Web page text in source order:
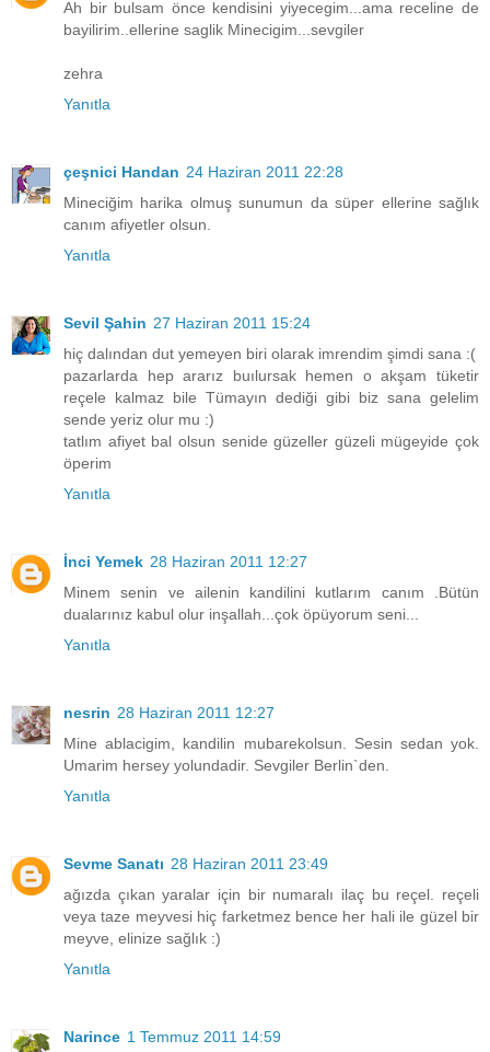
Ah bir bulsam önce kendisini yiyecegim...ama receline de
bayilirim..ellerine saglik Minecigim...sevgiler
zehra
Yanıtla
çeşnici Handan 24 Haziran 2011 22:28
Mineciğim harika olmuş sunumun da süper ellerine sağlık
canım afiyetler olsun.
Yanıtla
Sevil Şahin 27 Haziran 2011 15:24
hiç dalından dut yemeyen biri olarak imrendim şimdi sana :(
pazarlarda hep ararız buılursak hemen o akşam tüketir
reçele kalmaz bile Tümayın dediği gibi biz sana gelelim
sende yeriz olur mu :)
tatlım afiyet bal olsun senide güzeller güzeli mügeyide çok
öperim
Yanıtla
İnci Yemek 28 Haziran 2011 12:27
Minem senin ve ailenin kandilini kutlarım canım .Bütün
dualarınız kabul olur inşallah...çok öpüyorum seni...
Yanıtla
nesrin 28 Haziran 2011 12:27
Mine ablacigim, kandilin mubarekolsun. Sesin sedan yok.
Umarim hersey yolundadir. Sevgiler Berlin`den.
Yanıtla
Sevme Sanatı 28 Haziran 2011 23:49
ağızda çıkan yaralar için bir numaralı ilaç bu reçel. reçeli
veya taze meyvesi hiç farketmez bence her hali ile güzel bir
meyve, elinize sağlık :)
Yanıtla
Narince 1 Temmuz 2011 14:59